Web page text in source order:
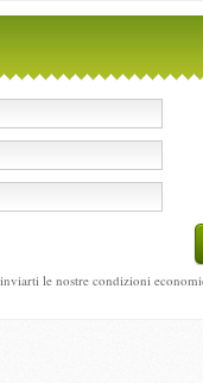
le nostre condizioni